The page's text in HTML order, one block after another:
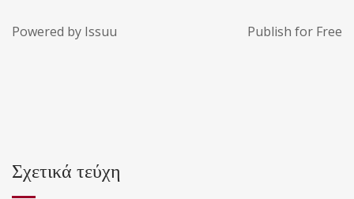
Powered by Issuu Publish for Free
Σχετικά τεύχη